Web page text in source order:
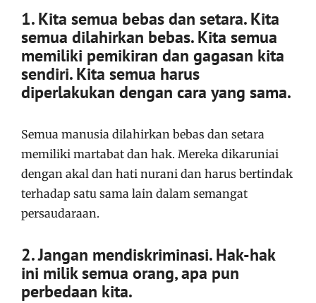
1. Kita semua bebas dan setara. Kita
semua dilahirkan bebas. Kita semua
memiliki pemikiran dan gagasan kita
sendiri. Kita semua harus
diperlakukan dengan cara yang sama.
Semua manusia dilahirkan bebas dan setara
memiliki martabat dan hak. Mereka dikaruniai
dengan akal dan hati nurani dan harus bertindak
terhadap satu sama lain dalam semangat
persaudaraan.
2. Jangan mendiskriminasi. Hak-hak
ini milik semua orang, apa pun
perbedaan kita.